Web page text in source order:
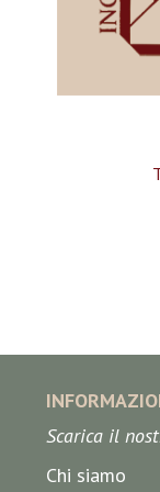
Scarica il
Chi siamo